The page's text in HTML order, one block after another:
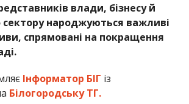
влади, бізнесу й
сектору народжуються важливі
спрямовані на покращення
Інформатор БІГ із
Білогородську ТГ.